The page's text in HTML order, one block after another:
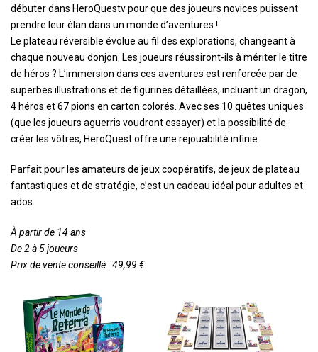
débuter dans HeroQuestv pour que des joueurs novices puissent
prendre leur élan dans un monde d’aventures !
Le plateau réversible évolue au fil des explorations, changeant à
chaque nouveau donjon. Les joueurs réussiront-ils à mériter le titre
de héros ? L’immersion dans ces aventures est renforcée par de
superbes illustrations et de figurines détaillées, incluant un dragon,
4 héros et 67 pions en carton colorés. Avec ses 10 quêtes uniques
(que les joueurs aguerris voudront essayer) et la possibilité de
créer les vôtres, HeroQuest offre une rejouabilité infinie.
Parfait pour les amateurs de jeux coopératifs, de jeux de plateau
fantastiques et de stratégie, c’est un cadeau idéal pour adultes et
ados.
À partir de 14 ans
De 2 à 5 joueurs
Prix de vente conseillé : 49,99 €